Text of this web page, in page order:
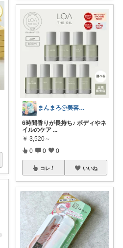
まんまろ@美容と健康をサポート
6時間香りが長持ち♪ ボディやネ
イルのケア ...
￥ 3,520～
0 0 0
コレ いいね